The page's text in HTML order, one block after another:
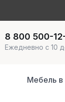
8 800 500-
Ежедневно с 10
Мебель в